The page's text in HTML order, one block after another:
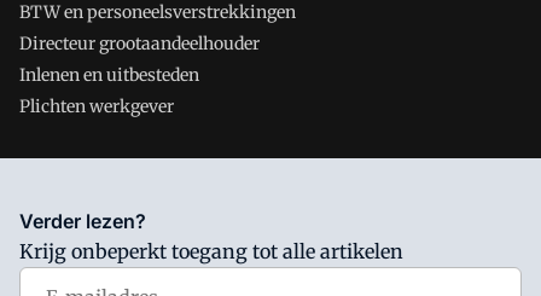
BTW en personeelsverstrekkingen
Directeur grootaandeelhouder
Inlenen en uitbesteden
Plichten werkgever
Salarisnet is onderdeel van VMN media. Lees in
waar VMN media voor staat. Op gebruik van deze site zijn de
volgende regelingen van toepassing:Algemene Voorwaarden
Verder lezen?
Krijg onbeperkt toegang tot alle artikelen